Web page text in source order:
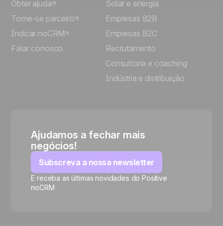
Obter ajuda
Torne-se parceiro
Indicar noCRM
Falar conosco
Solar e energia
Empresas B2B
Empresas B2C
Recrutamento
Consultoria e coaching
Indústria e distribuição
Ajudamos a fechar mais
negócios!
Subscreva a nossa newsletter
E receba as últimas novidades do Positive
noCRM